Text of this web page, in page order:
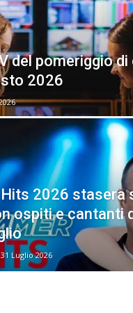
del pomeriggio di
2026
2026 stasera
ospiti e cantanti
31 Luglio 2026